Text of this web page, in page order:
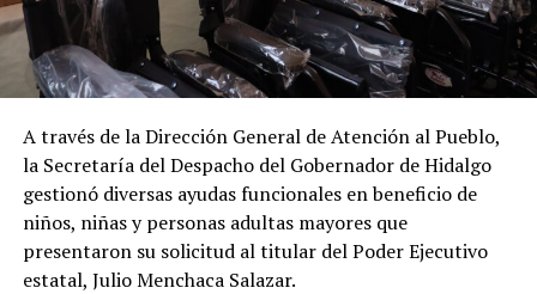
A través de la Dirección General de Atención al Pueblo,
la Secretaría del Despacho del Gobernador de Hidalgo
gestionó diversas ayudas funcionales en beneficio de
niños, niñas y personas adultas mayores que
presentaron su solicitud al titular del Poder Ejecutivo
estatal, Julio Menchaca Salazar.